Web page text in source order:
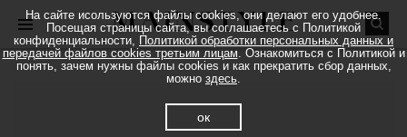
На сайте исользуются файлы cookies, они делают его удобнее.
Посещая страницы сайта, вы соглашаетесь с Политикой
конфиденциальности, Политикой обработки персональных данных и
передачей файлов cookies третьим лицам. Ознакомиться с Политикой и
понять, зачем нужны файлы cookies и как прекратить сбор данных,
можно здесь.
ок